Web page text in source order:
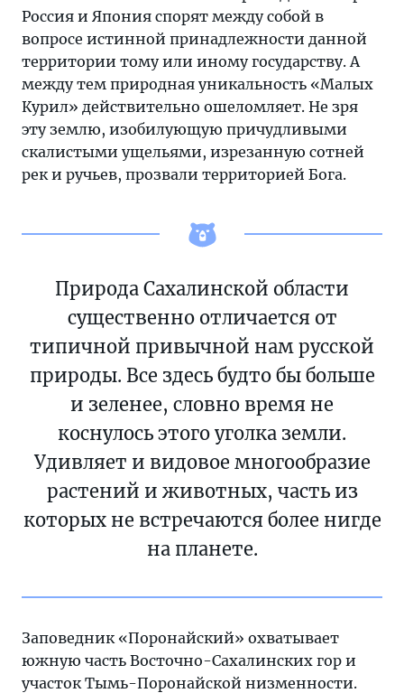
Россия и Япония спорят между собой в
вопросе истинной принадлежности данной
территории тому или иному государству. А
между тем природная уникальность «Малых
Курил» действительно ошеломляет. Не зря
эту землю, изобилующую причудливыми
скалистыми ущельями, изрезанную сотней
рек и ручьев, прозвали территорией Бога.
Природа Сахалинской области
существенно отличается от
типичной привычной нам русской
природы. Все здесь будто бы больше
и зеленее, словно время не
коснулось этого уголка земли.
Удивляет и видовое многообразие
растений и животных, часть из
которых не встречаются более нигде
на планете.
Заповедник «Поронайский» охватывает
южную часть Восточно-Сахалинских гор и
участок Тымь-Поронайской низменности.